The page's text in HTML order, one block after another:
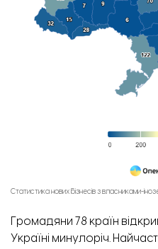
Статистика нових бізнесів з власниками-
Громадяни 78 країн
Україні минулоріч.